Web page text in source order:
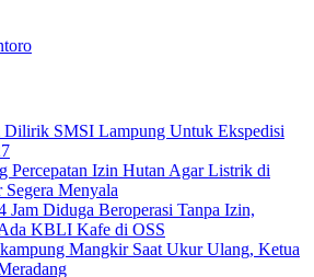
SMSI Lampung Untuk Ekspedisi
Percepatan Izin Hutan Agar Listrik di
Menyala
Jam Diduga Beroperasi Tanpa Izin,
KBLI Kafe di OSS
Mangkir Saat Ukur Ulang, Ketua